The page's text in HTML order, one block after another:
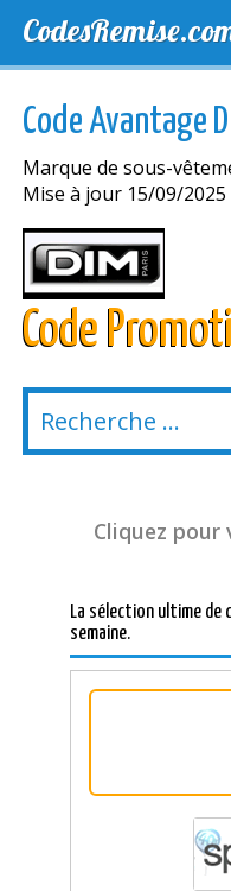
NOUVELLES
Code Avantage
Marque de sous-
Mise à jour 15/09/2025
Code
Cliquez pour
La sélection ultime
semaine.